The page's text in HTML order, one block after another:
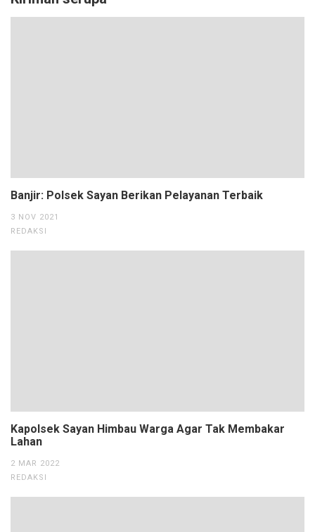
Banjir: Polsek Sayan Berikan Pelayanan Terbaik
3 NOV 2021
REDAKSI
Kapolsek Sayan Himbau Warga Agar Tak Membakar
Lahan
2 MAR 2022
REDAKSI